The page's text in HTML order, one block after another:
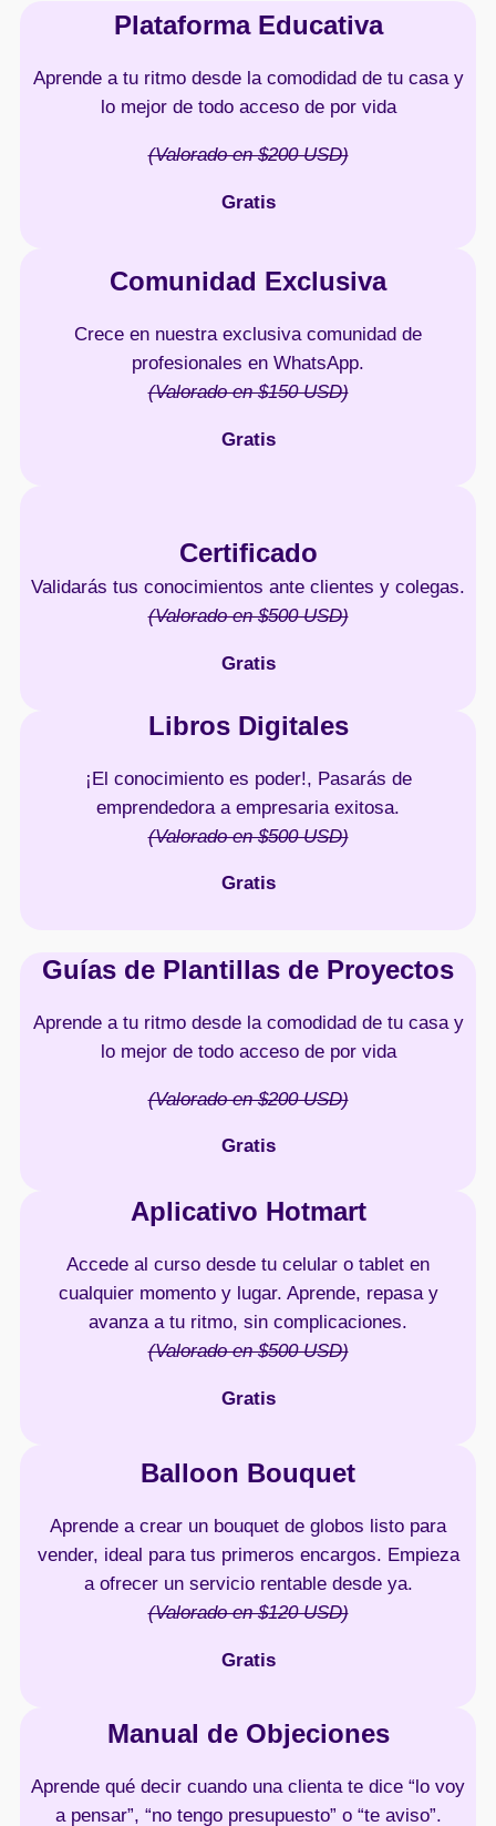
Plataforma Educativa
Aprende a tu ritmo desde la comodidad de tu casa y
lo mejor de todo acceso de por vida
(Valorado en $200 USD)
Gratis
Comunidad Exclusiva
Crece en nuestra exclusiva comunidad de
profesionales en WhatsApp.
(Valorado en $150 USD)
Gratis
Certificado
Validarás tus conocimientos ante clientes y colegas.
(Valorado en $500 USD)
Gratis
Libros Digitales
¡El conocimiento es poder!, Pasarás de
emprendedora a empresaria exitosa.
(Valorado en $500 USD)
Gratis
Guías de Plantillas de Proyectos
Aprende a tu ritmo desde la comodidad de tu casa y
lo mejor de todo acceso de por vida
(Valorado en $200 USD)
Gratis
Aplicativo Hotmart
Accede al curso desde tu celular o tablet en
cualquier momento y lugar. Aprende, repasa y
avanza a tu ritmo, sin complicaciones.
(Valorado en $500 USD)
Gratis
Balloon Bouquet
Aprende a crear un bouquet de globos listo para
vender, ideal para tus primeros encargos. Empieza
a ofrecer un servicio rentable desde ya.
(Valorado en $120 USD)
Gratis
Manual de Objeciones
Aprende qué decir cuando una clienta te dice “lo voy
a pensar”, “no tengo presupuesto” o “te aviso”.